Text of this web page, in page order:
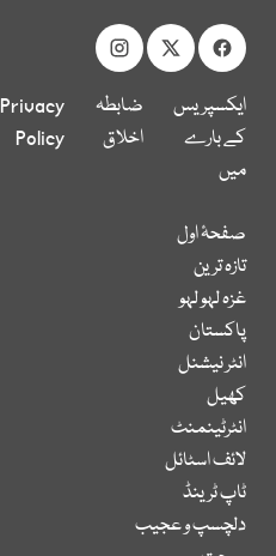
ایکسپریس
کے بارے
میں
ضابطہ
اخلاق
Privacy
Policy
صفحۂ اول
تازہ ترین
غزہ لہو لہو
پاکستان
انٹر نیشنل
کھیل
انٹرٹینمنٹ
لائف اسٹائل
ٹاپ ٹرینڈ
دلچسپ و عجیب